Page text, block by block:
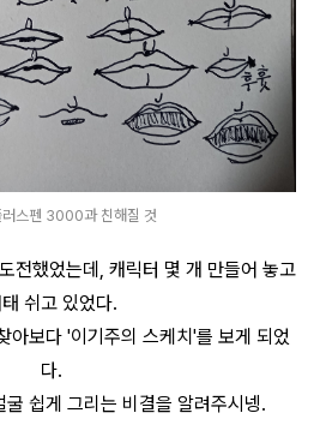
러스펜 3000과 친해질 것
전했었는데, 캐릭터 몇 개 만들어 놓고
쉬고 있었다.
아보다 '이기주의 스케치'를 보게 되었
다.
쉽게 그리는 비결을 알려주시넹.